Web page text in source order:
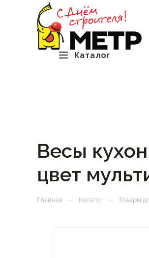
Каталог
Весы
цвет
Главная — Каталог — Товары